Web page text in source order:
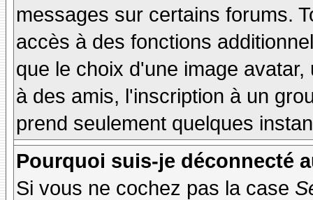
messages sur certains forums.
accès à des fonctions
que le choix d'une image
à des amis, l'inscription à un
prend seulement quelques
Pourquoi suis-je déconnecté
Si vous ne cochez pas la case